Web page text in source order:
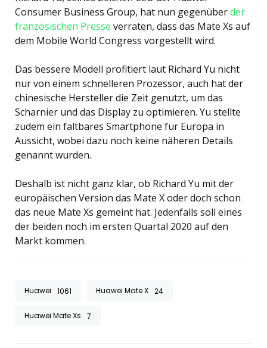
Consumer Business Group, hat nun gegenüberder
französischen Presse verraten, dass das Mate Xs auf
dem Mobile World Congress vorgestellt wird.
Das bessere Modell profitiert laut Richard Yu nicht
nur von einem schnelleren Prozessor, auch hat der
chinesische Hersteller die Zeit genutzt, um das
Scharnier und das Display zu optimieren. Yu stellte
zudem ein faltbares Smartphone für Europa in
Aussicht, wobei dazu noch keine näheren Details
genannt wurden.
Deshalb ist nicht ganz klar, ob Richard Yu mit der
europäischen Version das Mate X oder doch schon
das neue Mate Xs gemeint hat. Jedenfalls soll eines
der beiden noch im ersten Quartal 2020 auf den
Markt kommen.
Huawei 1061 Huawei Mate X 24
Huawei Mate Xs 7